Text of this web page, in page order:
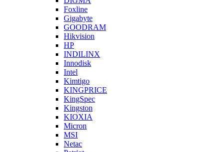
Foxline
Gigabyte
GOODRAM
Hikvision
HP
INDILINX
Innodisk
Intel
Kimtigo
KINGPRICE
KingSpec
Kingston
KIOXIA
Micron
MSI
Netac